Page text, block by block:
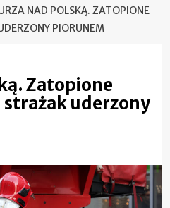
NAD POLSKĄ. ZATOPIONE
PIORUNEM
Zatopione
uderzony